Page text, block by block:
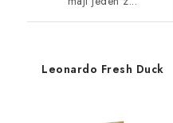
Leonardo Fresh Duck